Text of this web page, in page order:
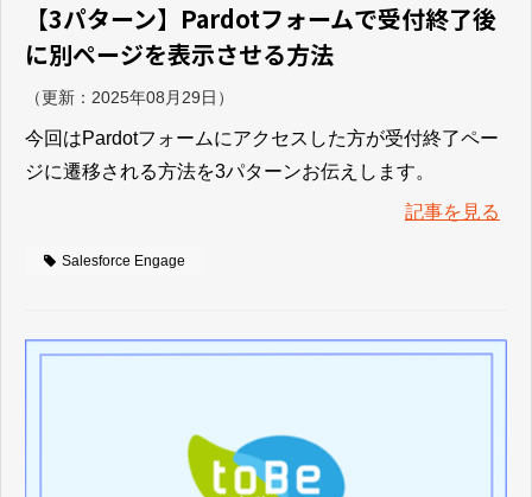
【3パターン】Pardotフォームで受付終了後
に別ページを表示させる方法
（更新： 2025年08月29日 ）
今回はPardotフォームにアクセスした方が受付終了ペー
ジに遷移される方法を3パターンお伝えします。
記事を見る
Salesforce Engage